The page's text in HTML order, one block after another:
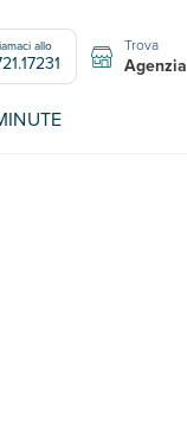
allo Trova
Agenzia